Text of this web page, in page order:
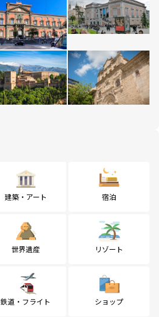
建築・アート 宿泊
世界遺産 リゾート
鉄道・フライト ショップ